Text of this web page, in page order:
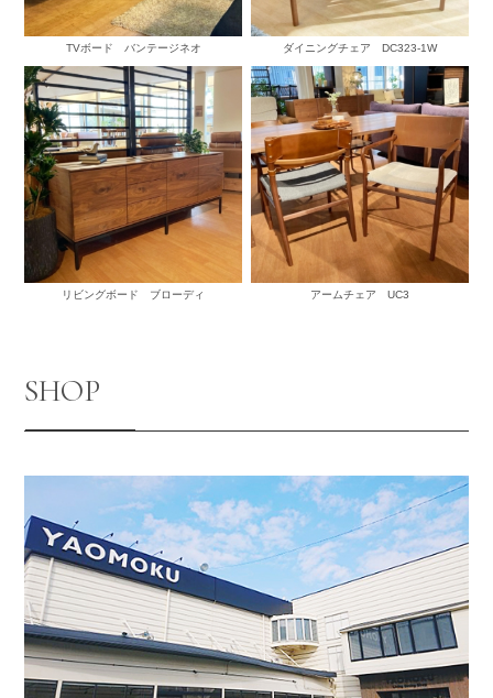
TVボード バンテージネオ ダイニングチェア DC323-1W
リビングボード ブローディ アームチェア UC3
SHOP